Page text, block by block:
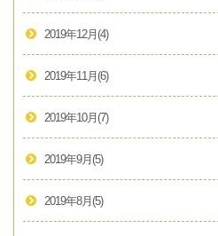
2019年12月 (4)
2019年11月 (6)
2019年10月 (7)
2019年9月 (5)
2019年8月 (5)